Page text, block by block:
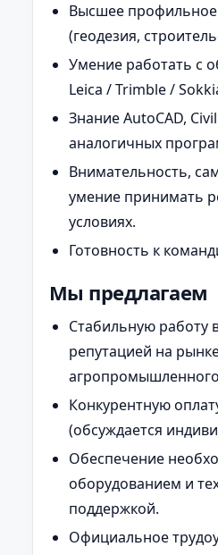
Высшее
(геодезия,
Умение работать с
Leica / Trimble /
Знание AutoCAD,
аналогичных
Внимательность,
умение принимать
условиях.
Готовность к
Мы предлагаем
Стабильную работу
репутацией на
агропромышленного
Конкурентную
(обсуждается
Обеспечение
оборудованием и
поддержкой.
Официальное